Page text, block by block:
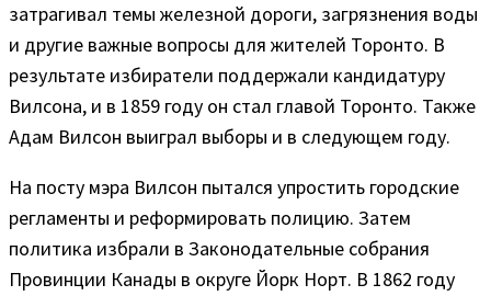
затрагивал темы железной дороги, загрязнения воды
и другие важные вопросы для жителей Торонто. В
результате избиратели поддержали кандидатуру
Вилсона, и в 1859 году он стал главой Торонто. Также
Адам Вилсон выиграл выборы и в следующем году.
На посту мэра Вилсон пытался упростить городские
регламенты и реформировать полицию. Затем
политика избрали в Законодательные собрания
Провинции Канады в округе Йорк Норт. В 1862 году